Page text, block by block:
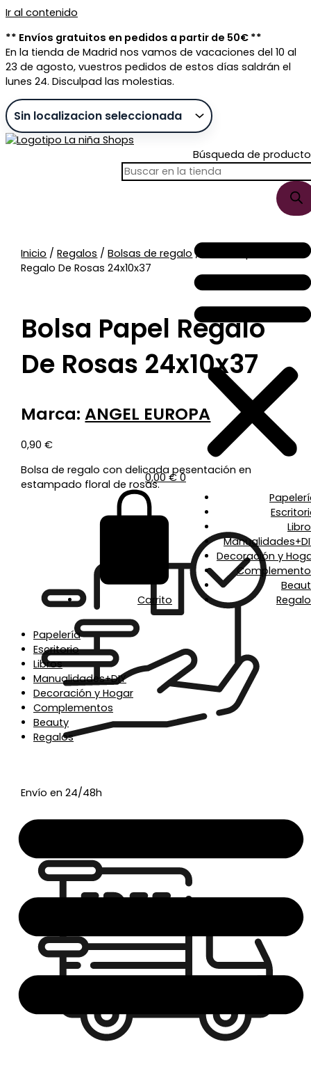
Ir al contenido
** Envíos gratuitos en pedidos a partir de 50€ **
En la tienda de Madrid nos vamos de vacaciones del 10 al
23 de agosto, vuestros pedidos de estos días saldrán el
lunes 24. Disculpad las molestias.
Búsqueda de
0,00€ 0
Carrito
Decoración y
Papelería
Escritorio
Libros
Manualidades+DIY
Decoración y Hogar
Complementos
Beauty
Regalos
Inicio /Regalos /Bolsas de regalo/ Bolsa Papel
Regalo De Rosas 24x10x37
Bolsa Papel Regalo
De Rosas 24x10x37
Marca:ANGEL EUROPA
0,90€
Bolsa de regalo con delicada pesentación en
estampado floral de rosas.
Envío en 24/48h